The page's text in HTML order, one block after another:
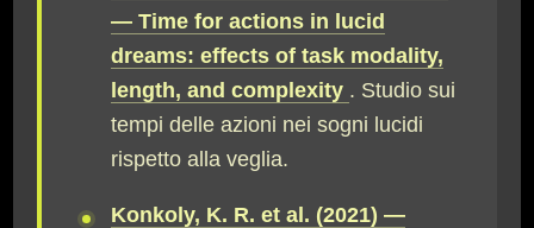
— Time for actions in lucid
dreams: effects of task modality,
length, and complexity . Studio sui
tempi delle azioni nei sogni lucidi
rispetto alla veglia.
Konkoly, K. R. et al. (2021) —